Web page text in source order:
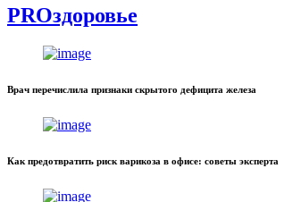
PROздоровье
Врач перечислила признаки скрытого дефицита железа
Как предотвратить риск варикоза в офисе: советы эксперта